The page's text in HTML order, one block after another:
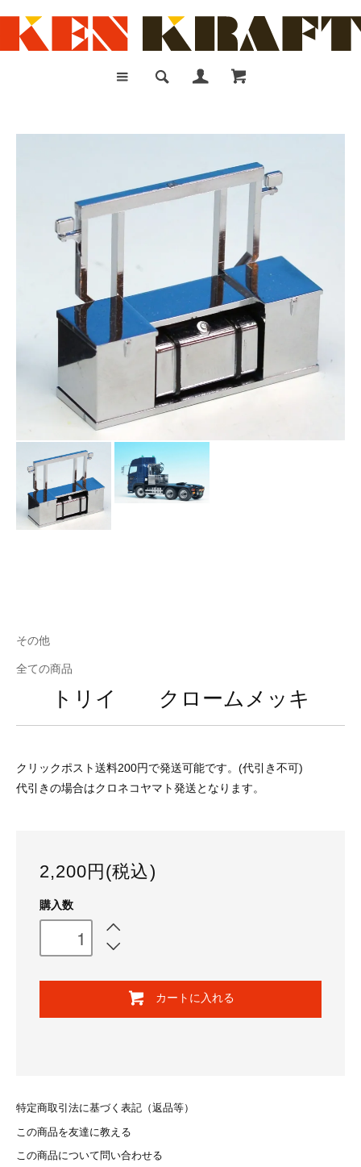
その他
全ての商品
トリイ クロームメッキ
クリックポスト送料200円で発送可能です。(代引き不可)
代引きの場合はクロネコヤマト発送となります。
2,200円(税込)
購入数
カートに入れる
特定商取引法に基づく表記（返品等）
この商品を友達に教える
この商品について問い合わせる